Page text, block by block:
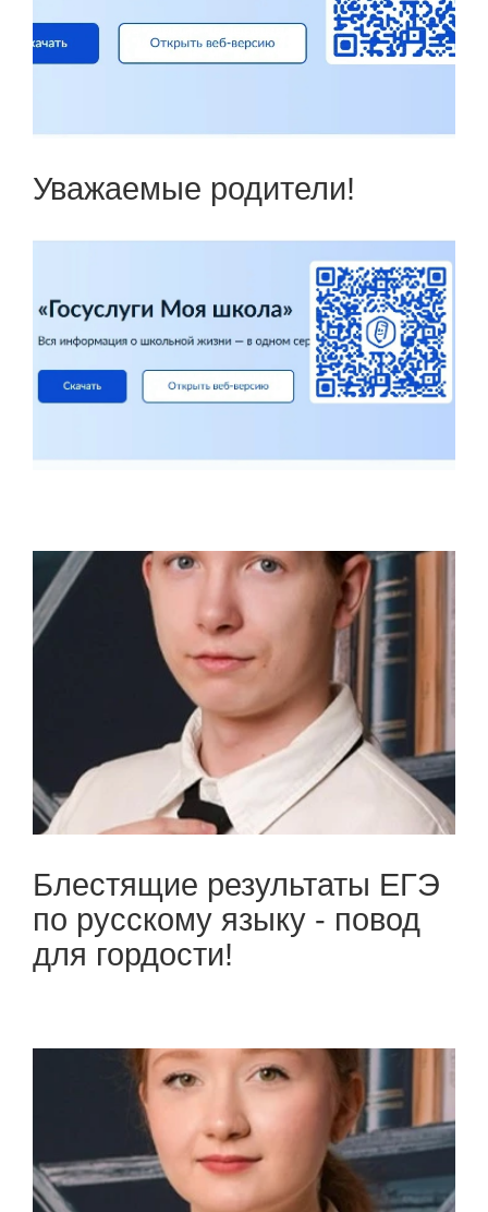
Уважаемые родители!
Блестящие результаты ЕГЭ
по русскому языку - повод
для гордости!